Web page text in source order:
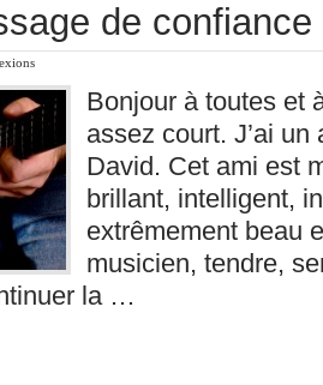
de
Bonjour à toutes et
assez court. J’ai un
David. Cet ami est
brillant, intelligent,
extrêmement beau
musicien, tendre,
la …